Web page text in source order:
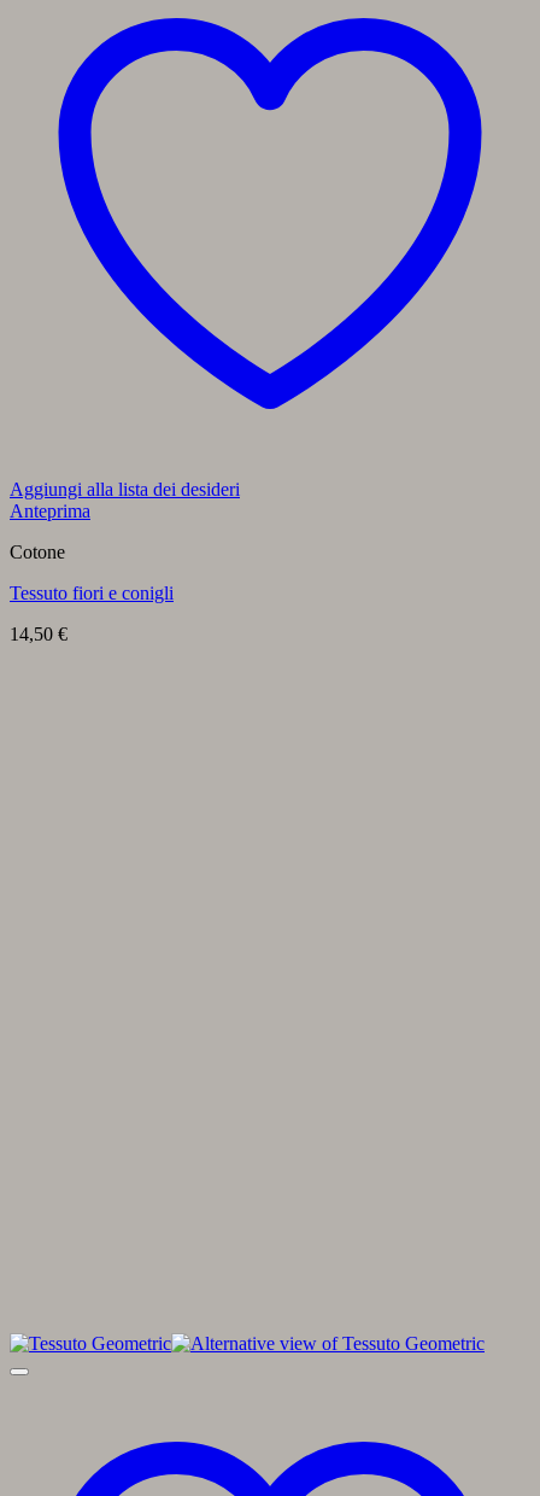
Aggiungi alla lista dei desideri
Anteprima
Cotone
Tessuto fiori e conigli
14,50 €